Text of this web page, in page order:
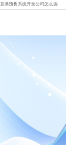
直播预售系统开发公司怎么选